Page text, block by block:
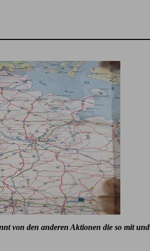
von den anderen Aktionen die so mit und